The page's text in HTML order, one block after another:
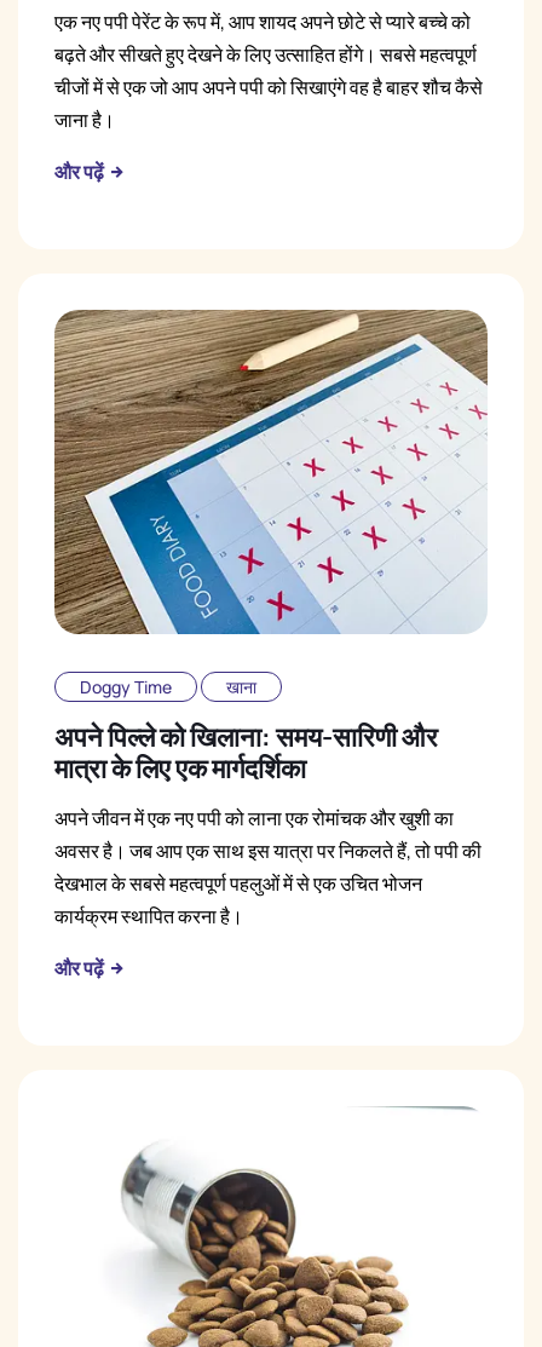
एक नए पपी पेरेंट के रूप में, आप शायद अपने छोटे से प्यारे बच्चे को
बढ़ते और सीखते हुए देखने के लिए उत्साहित होंगे। सबसे महत्वपूर्ण
चीजों में से एक जो आप अपने पपी को सिखाएंगे वह है बाहर शौच कैसे
जाना है।
और पढ़ें
Doggy Time खाना
अपने पिल्ले को खिलाना: समय-सारिणी और
मात्रा के लिए एक मार्गदर्शिका
अपने जीवन में एक नए पपी को लाना एक रोमांचक और खुशी का
अवसर है। जब आप एक साथ इस यात्रा पर निकलते हैं, तो पपी की
देखभाल के सबसे महत्वपूर्ण पहलुओं में से एक उचित भोजन
कार्यक्रम स्थापित करना है।
और पढ़ें